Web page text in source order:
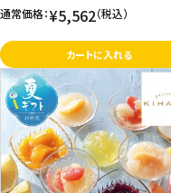
通常価格：¥5,562（税込）
カートに入れる